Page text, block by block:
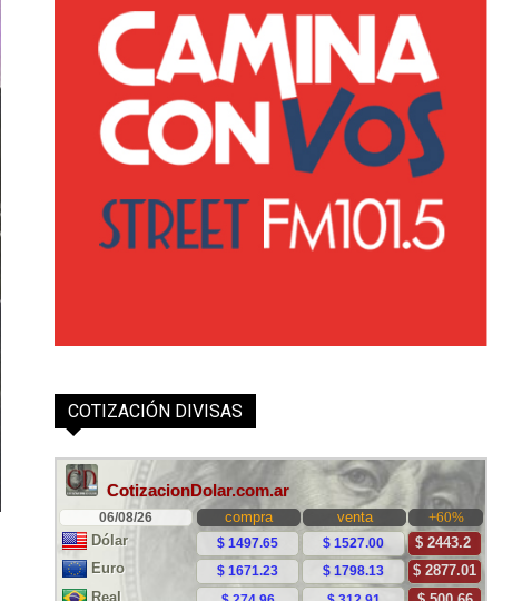
COTIZACIÓN DIVISAS